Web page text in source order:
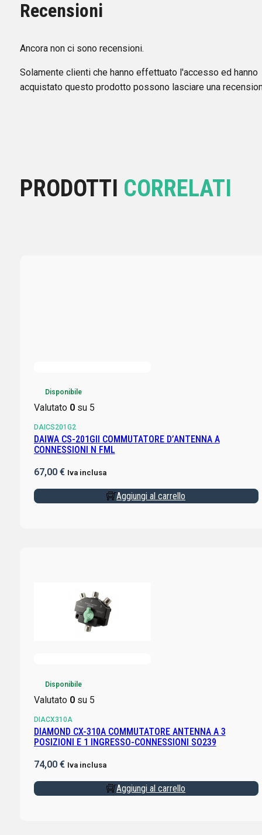
Recensioni
Ancora non ci sono recensioni.
Solamente clienti che hanno effettuato l'accesso ed hanno
acquistato questo prodotto possono lasciare una
PRODOTTI CORRELATI
Disponibile
Valutato 0su 5
DAICS201G2
DAIWA CS-201GII COMMUTATORE D’ANTENNA A
CONNESSIONI N FML
67,00 € Iva inclusa
Aggiungi al carrello
Disponibile
Valutato 0su 5
DIACX310A
DIAMOND CX-310A COMMUTATORE ANTENNA A 3
POSIZIONI E 1 INGRESSO-CONNESSIONI SO239
74,00 € Iva inclusa
Aggiungi al carrello